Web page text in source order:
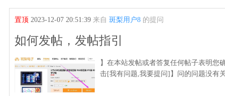
置顶2023-12-07 20:51:39 来自斑梨用户8 的提问
如何发帖，发帖指引
】在本站发帖或者答复任何帖子表明您
击[我有问题,我要提问]】问的问题没有